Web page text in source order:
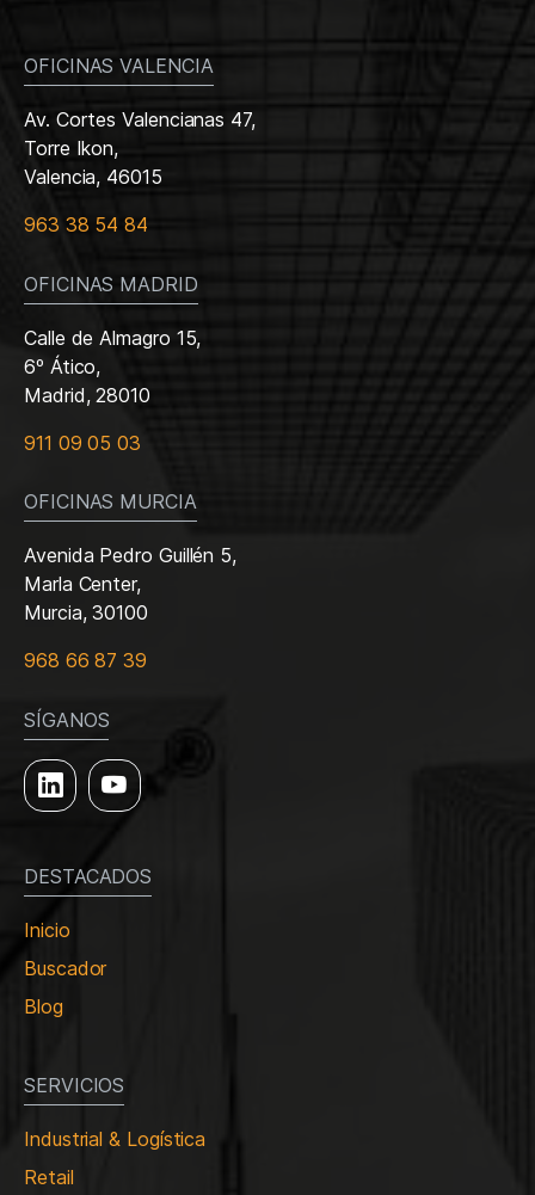
OFICINAS VALENCIA
Av. Cortes Valencianas 47,
Torre Ikon,
Valencia, 46015
963 38 54 84
OFICINAS MADRID
Calle de Almagro 15,
6º Ático,
Madrid, 28010
911 09 05 03
OFICINAS MURCIA
Avenida Pedro Guillén 5,
Marla Center,
Murcia, 30100
968 66 87 39
SÍGANOS
DESTACADOS
Inicio
Buscador
Blog
SERVICIOS
Industrial & Logística
Retail